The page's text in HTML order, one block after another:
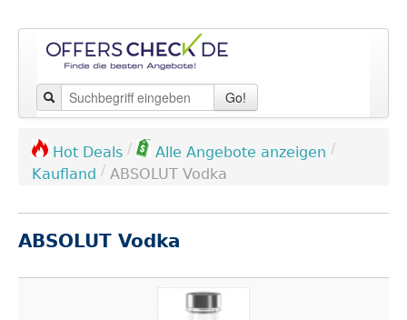
Go!
Hot Deals / Alle Angebote anzeigen /
Kaufland / ABSOLUT Vodka
ABSOLUT Vodka